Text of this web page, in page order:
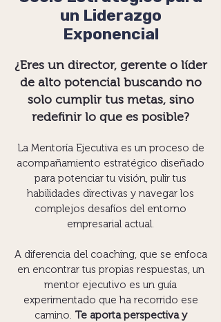
un Liderazgo
Exponencial
¿Eres un director, gerente o líder
de alto potencial buscando no
solo cumplir tus metas, sino
redefinir lo que es posible?
La Mentoría Ejecutiva es un proceso de
acompañamiento estratégico diseñado
para potenciar tu visión, pulir tus
habilidades directivas y navegar los
complejos desafíos del entorno
empresarial actual.
A diferencia del coaching, que se enfoca
en encontrar tus propias respuestas, un
mentor ejecutivo es un guía
experimentado que ha recorrido ese
camino. Te aporta perspectiva y